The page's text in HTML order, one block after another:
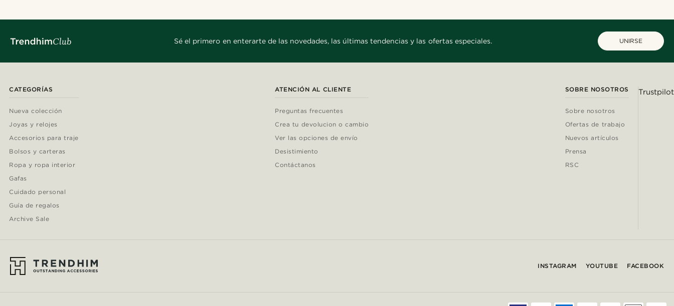
Sé el primero en enterarte de las novedades, las últimas tendencias y las ofertas especiales. UNIRSE
CATEGORÍAS
Nueva colección
Joyas y relojes
Accesorios para traje
Bolsos y carteras
Ropa y ropa interior
Gafas
Cuidado personal
Guía de regalos
Archive Sale
ATENCIÓN AL CLIENTE
Preguntas frecuentes
Crea tu devolucion o cambio
Ver las opciones de envío
Desistimiento
Contáctanos
SOBRE NOSOTROS
Sobre nosotros
Ofertas de trabajo
Nuevos artículos
Prensa
RSC
Trustpilot
INSTAGRAM YOUTUBE FACEBOOK